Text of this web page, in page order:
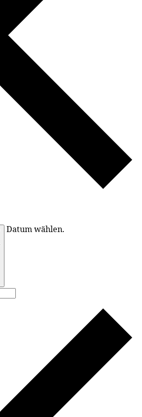
Datum wählen.